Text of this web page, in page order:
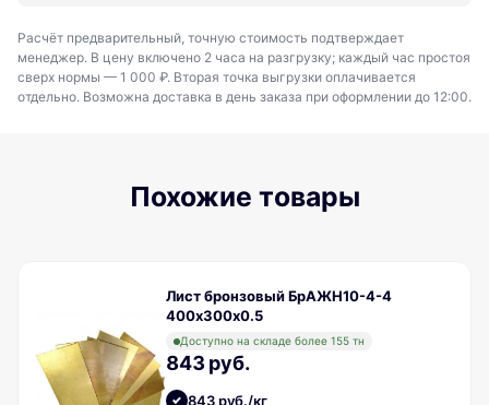
Расчёт предварительный, точную стоимость подтверждает
менеджер. В цену включено 2 часа на разгрузку; каждый час простоя
сверх нормы — 1 000 ₽. Вторая точка выгрузки оплачивается
отдельно. Возможна доставка в день заказа при оформлении до 12:00.
Похожие товары
Лист бронзовый БрАЖН10-4-4
400х300х0.5
Доступно на складе более 155 тн
843 руб.
843 руб./кг